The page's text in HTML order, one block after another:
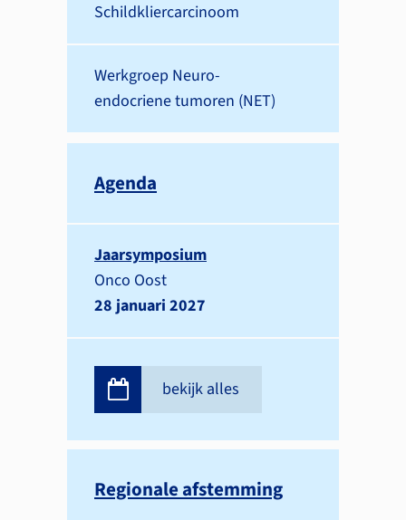
Schildkliercarcinoom
Werkgroep Neuro-
endocriene tumoren (NET)
Agenda
Jaarsymposium
Onco Oost
28 januari 2027
bekijk alles
Regionale afstemming